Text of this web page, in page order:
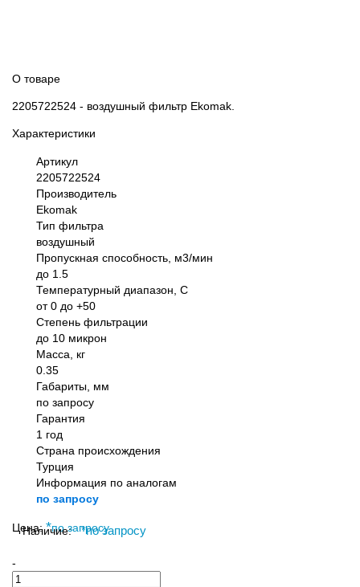
О товаре
2205722524 - воздушный фильтр Ekomak.
Характеристики
Артикул
2205722524
Производитель
Ekomak
Тип фильтра
воздушный
Пропускная способность, м3/мин
до 1.5
Температурный диапазон, С
от 0 до +50
Степень фильтрации
до 10 микрон
Масса, кг
0.35
Габариты, мм
по запросу
Гарантия
1 год
Страна происхождения
Турция
Информация по аналогам
по запросу
Цена: *по запросу
Наличие: *по запросу
-